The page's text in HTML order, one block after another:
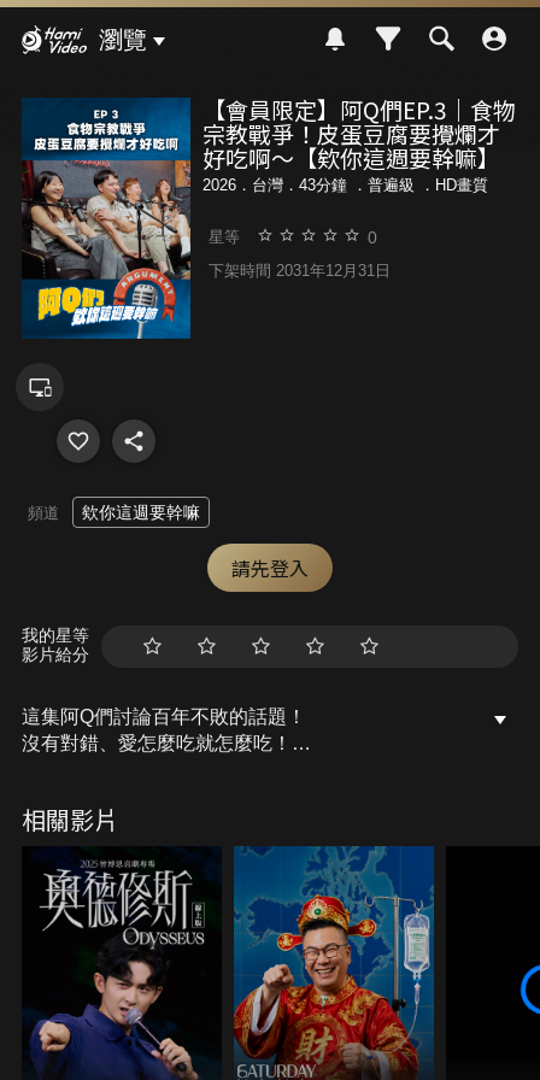
瀏覽
【會員限定】阿Q們EP.3｜食物
宗教戰爭！皮蛋豆腐要攪爛才
好吃啊～【欸你這週要幹嘛】
2026．台灣．43分鐘 ． 普遍級 ．HD畫質
星等 0
下架時間 2031年12月31日
頻道 欸你這週要幹嘛
請先登入
我的星等
影片給分
這集阿Q們討論百年不敗的話題！
沒有對錯、愛怎麼吃就怎麼吃！
二、這些食物到底是要拌還是不要拌？
三、食物流派
我知道這集吵到不行！
但是好好聊也好無聊啊～
阿Q們：Shine、肚子痛、崇崇、詹皇
主持人：Ariel
有任何好玩、好聊的主題或是商業合作都歡迎投稿至
相關影片